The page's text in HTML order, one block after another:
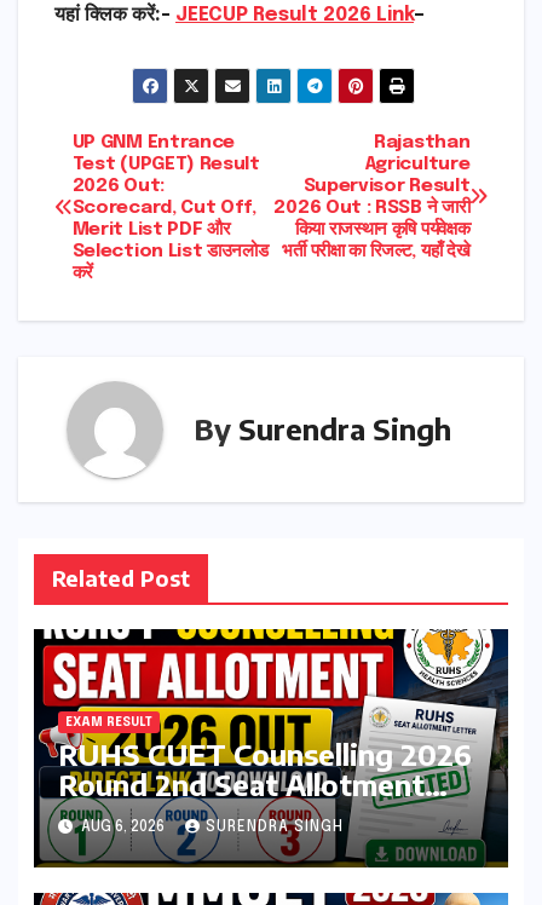
यहां क्लिक करें:- JEECUP Result 2026 Link–
Post
navigation
Rajasthan
Agriculture
Supervisor Result
2026 Out : RSSB ने जारी
किया राजस्थान कृषि पर्यवेक्षक
भर्ती परीक्षा का रिजल्ट, यहाँ देखे
UP GNM Entrance
Test (UPGET) Result
2026 Out:
Scorecard, Cut Off,
Merit List PDF और
Selection List डाउनलोड
करें
By Surendra Singh
Related Post
EXAM RESULT
RUHS CUET Counselling 2026
Round 2nd Seat Allotment
Result Out : Download College
Allotment Letter, College
Reporting Begins
AUG 6, 2026 SURENDRA SINGH